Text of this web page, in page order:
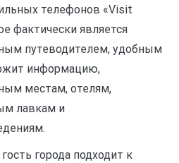
телефонов «Visit
фактически является
путеводителем, удобным
информацию,
местам, отелям,
лавкам и
города подходит к